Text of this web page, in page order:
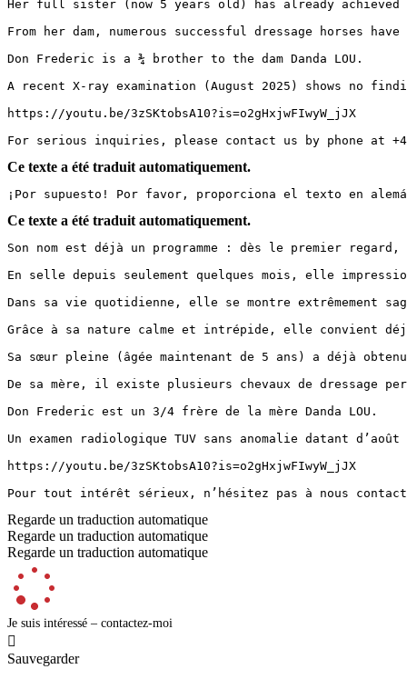
Her full sister (now 5 years old) has already achieved
From her dam, numerous successful dressage horses
Don Frederic is a ¾ brother to the dam Danda LOU.
A recent X-ray examination (August 2025) shows no
https://youtu.be/3zSKtobsA10?is=o2gHxjwFIwyW_jJX
For serious inquiries, please contact us by phone at
Ce texte a été traduit automatiquement.
¡Por supuesto! Por favor, proporciona el texto en
Ce texte a été traduit automatiquement.
Son nom est déjà un programme : dès le premier
En selle depuis seulement quelques mois, elle
Dans sa vie quotidienne, elle se montre extrêmement
Grâce à sa nature calme et intrépide, elle convient
Sa sœur pleine (âgée maintenant de 5 ans) a déjà
De sa mère, il existe plusieurs chevaux de dressage
Don Frederic est un 3/4 frère de la mère Danda LOU.
Un examen radiologique TUV sans anomalie datant
https://youtu.be/3zSKtobsA10?is=o2gHxjwFIwyW_jJX
Pour tout intérêt sérieux, n’hésitez pas à nous
Regarde un traduction automatique
Regarde un traduction automatique
Regarde un traduction automatique
Je suis intéressé – contactez-moi

Sauvegarder